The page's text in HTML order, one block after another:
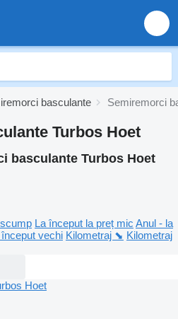
basculante Semiremorci
Turbos Hoet
basculante Turbos Hoet
La început la preț mic Anul - la
vechi Kilometraj ⬊ Kilometraj